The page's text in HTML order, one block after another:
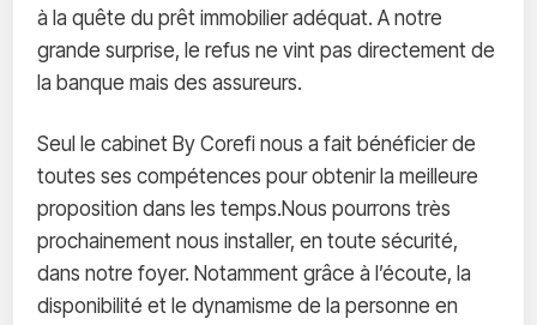
à la quête du prêt immobilier adéquat. A notre
grande surprise, le refus ne vint pas directement de
la banque mais des assureurs.
Seul le cabinet By Corefi nous a fait bénéficier de
toutes ses compétences pour obtenir la meilleure
proposition dans les temps.Nous pourrons très
prochainement nous installer, en toute sécurité,
dans notre foyer. Notamment grâce à l’écoute, la
disponibilité et le dynamisme de la personne en